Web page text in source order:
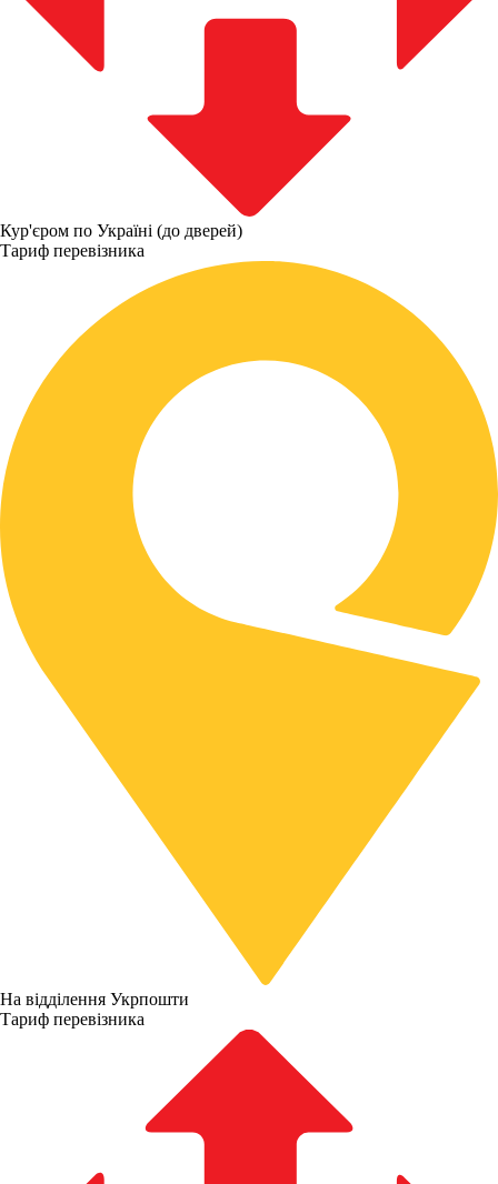
Кур'єром по Україні (до дверей)
Тариф перевізника
На відділення Укрпошти
Тариф перевізника